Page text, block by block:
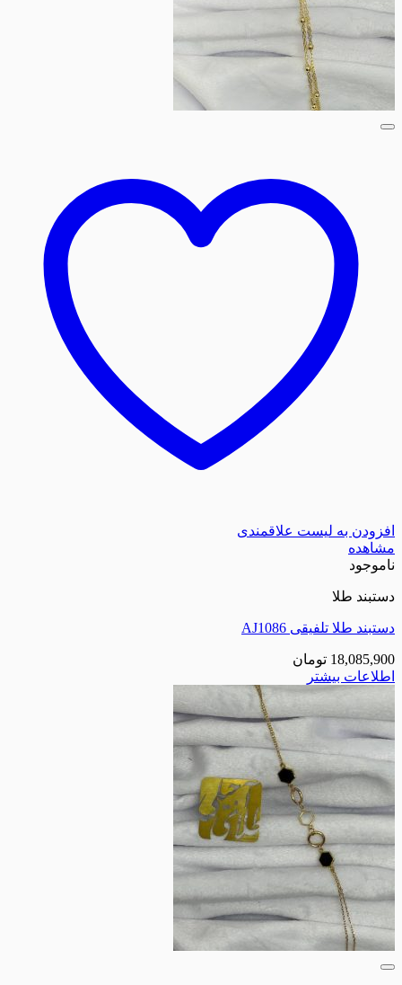
افزودن به لیست علاقمندی
مشاهده
ناموجود
دستبند طلا
دستبند طلا تلفیقی AJ1086
18,085,900 تومان
اطلاعات بیشتر